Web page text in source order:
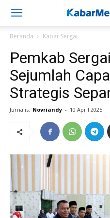
Beranda Kabar Sergai
Pemkab
Sejumlah
Strategis
Jurnalis: Novriandy - 10 April 2025